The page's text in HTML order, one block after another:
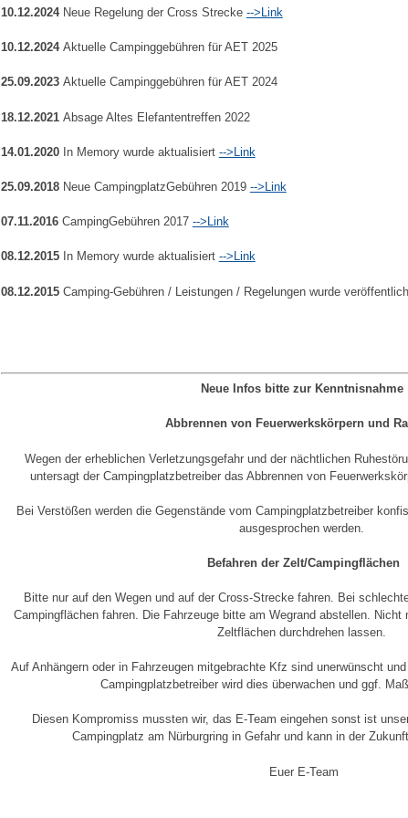
10.12.2024 Neue Regelung der Cross Strecke -->Link
10.12.2024 Aktuelle Campinggebühren für AET 2025
25.09.2023 Aktuelle Campinggebühren für AET 2024
18.12.2021Absage Altes Elefantentreffen 2022
14.01.2020 In Memory wurde aktualisiert -->Link
25.09.2018 Neue CampingplatzGebühren 2019 -->Link
07.11.2016 CampingGebühren 2017 -->Link
08.12.2015 In Memory wurde aktualisiert -->Link
08.12.2015 Camping-Gebühren / Leistungen / Regelungen wurde
Neue Infos bitte zur Kenntnisnahme
Abbrennen von Feuerwerkskörpern und
Wegen der erheblichen Verletzungsgefahr und der nächtlichen
untersagt der Campingplatzbetreiber das Abbrennen von
Bei Verstößen werden die Gegenstände vom Campingplatzbetreiber
ausgesprochen werden.
Befahren der Zelt/Campingflächen
Bitte nur auf den Wegen und auf der Cross-Strecke fahren. Bei
Campingflächen fahren. Die Fahrzeuge bitte am Wegrand abstellen. Nicht
Zeltflächen durchdrehen lassen.
Auf Anhängern oder in Fahrzeugen mitgebrachte Kfz sind unerwünscht
Campingplatzbetreiber wird dies überwachen und ggf.
Diesen Kompromiss mussten wir, das E-Team eingehen sonst ist
Campingplatz am Nürburgring in Gefahr und kann in der
Euer E-Team